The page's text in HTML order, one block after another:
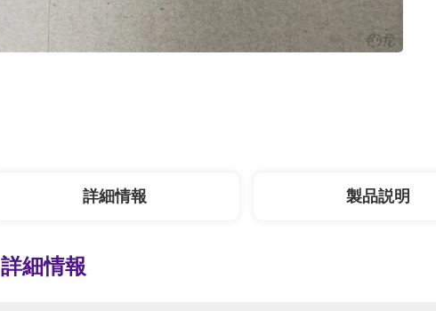
詳細情報 製品説明
詳細情報